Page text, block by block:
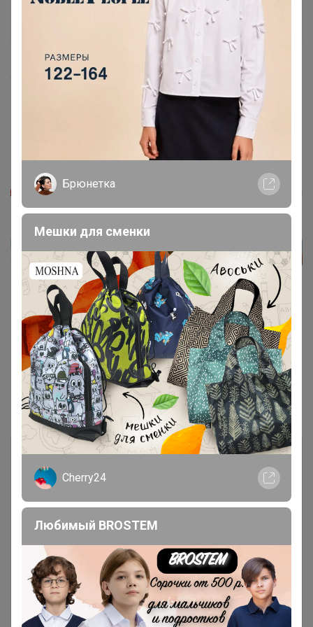
Леныра
Организатор СП
24 апреля, 2025 14:41
, Здравствуйте, пока точный срок сказать
не могу, так как еще 336 в работе
‌Не раньше чем через пару недель
1 2 3
Показаны записи1-10из28.
Чтобы ответить или задать вопрос
необходимо авторизоваться на сайте
Это займет меньше минуты
Войти Зарегистрироваться
Брюнетка
Мешки для сменки
Cherry24
Любимый BROSTEM